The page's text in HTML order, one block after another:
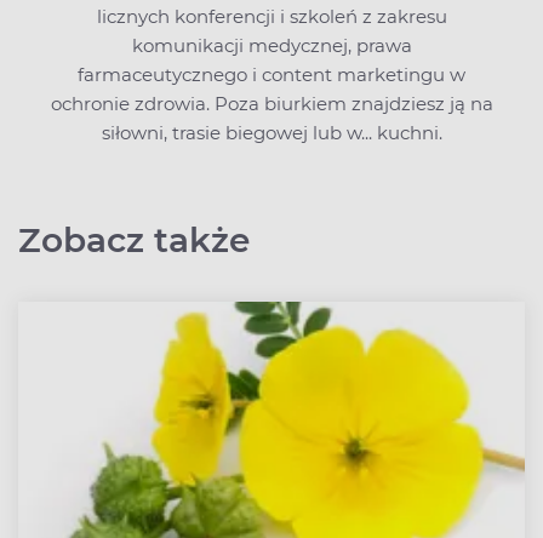
licznych konferencji i szkoleń z zakresu
komunikacji medycznej, prawa
farmaceutycznego i content marketingu w
ochronie zdrowia. Poza biurkiem znajdziesz ją na
siłowni, trasie biegowej lub w... kuchni.
Zobacz także